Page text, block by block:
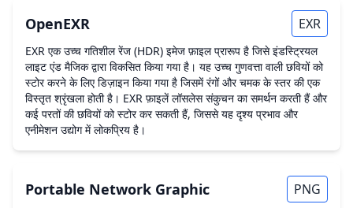
OpenEXR EXR
EXR एक उच्च गतिशील रेंज (HDR) इमेज फ़ाइल प्रारूप है जिसे इंडस्ट्रियल
लाइट एंड मैजिक द्वारा विकसित किया गया है। यह उच्च गुणवत्ता वाली छवियों को
स्टोर करने के लिए डिज़ाइन किया गया है जिसमें रंगों और चमक के स्तर की एक
विस्तृत श्रृंखला होती है। EXR फ़ाइलें लॉसलेस संकुचन का समर्थन करती हैं और
कई परतों की छवियों को स्टोर कर सकती हैं, जिससे यह दृश्य प्रभाव और
एनीमेशन उद्योग में लोकप्रिय है।
Portable Network Graphic PNG